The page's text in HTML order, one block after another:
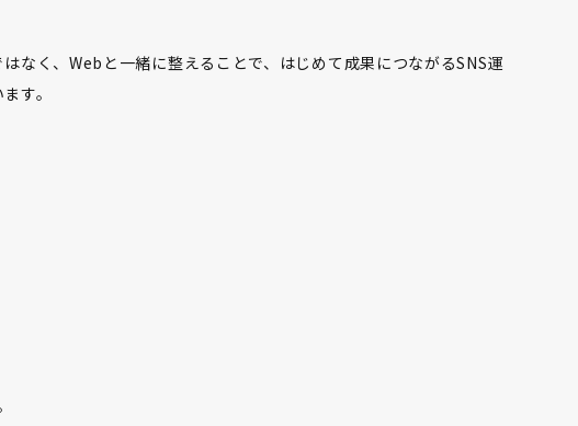
なく、Webと一緒に整えることで、はじめて成果につながるSNS運
す。